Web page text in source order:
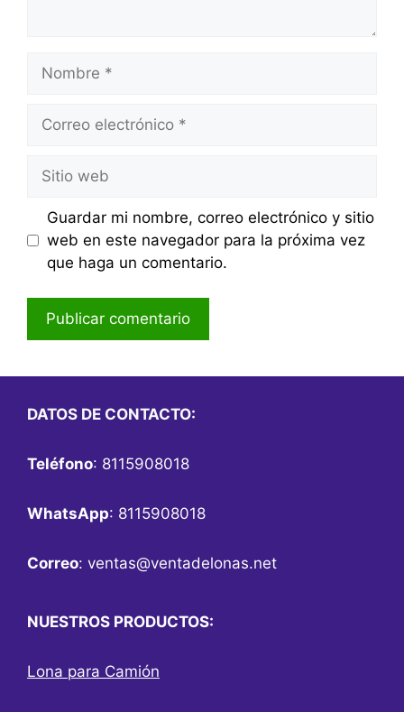
Nombre
Correo
Sitio
web
Guardar mi nombre, correo electrónico y sitio
web en este navegador para la próxima vez
que haga un comentario.
DATOS DE CONTACTO:
Teléfono: 8115908018
WhatsApp: 8115908018
Correo: ventas@ventadelonas.net
NUESTROS PRODUCTOS:
Lona para Camión